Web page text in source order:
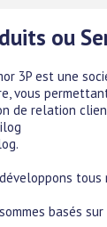
ou
3P est une
vous
de relation
tous
basés